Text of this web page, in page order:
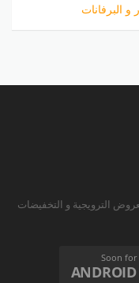
و البرفانات
الترويجية و التخفيضات
Soon for
ANDROID